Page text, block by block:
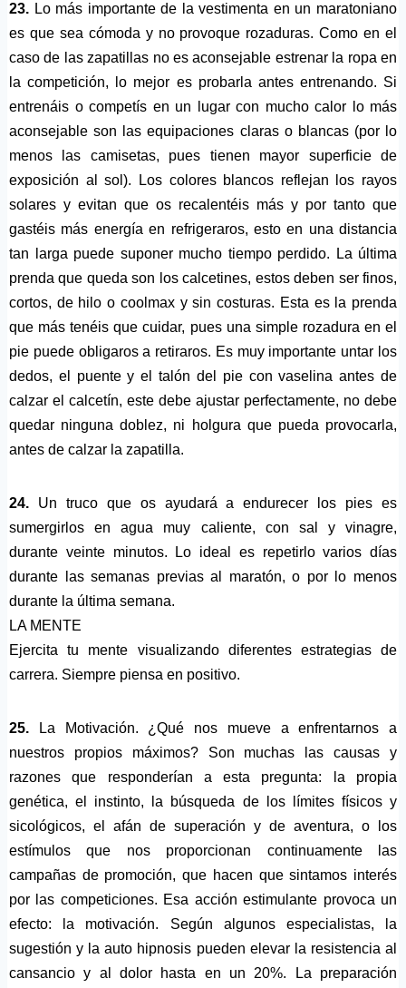
23. Lo más importante de la vestimenta en un maratoniano
es que sea cómoda y no provoque rozaduras. Como en el
caso de las zapatillas no es aconsejable estrenar la ropa en
la competición, lo mejor es probarla antes entrenando. Si
entrenáis o competís en un lugar con mucho calor lo más
aconsejable son las equipaciones claras o blancas (por lo
menos las camisetas, pues tienen mayor superficie de
exposición al sol). Los colores blancos reflejan los rayos
solares y evitan que os recalentéis más y por tanto que
gastéis más energía en refrigeraros, esto en una distancia
tan larga puede suponer mucho tiempo perdido. La última
prenda que queda son los calcetines, estos deben ser finos,
cortos, de hilo o coolmax y sin costuras. Esta es la prenda
que más tenéis que cuidar, pues una simple rozadura en el
pie puede obligaros a retiraros. Es muy importante untar los
dedos, el puente y el talón del pie con vaselina antes de
calzar el calcetín, este debe ajustar perfectamente, no debe
quedar ninguna doblez, ni holgura que pueda provocarla,
antes de calzar la zapatilla.
24. Un truco que os ayudará a endurecer los pies es
sumergirlos en agua muy caliente, con sal y vinagre,
durante veinte minutos. Lo ideal es repetirlo varios días
durante las semanas previas al maratón, o por lo menos
durante la última semana.
LA MENTE
Ejercita tu mente visualizando diferentes estrategias de
carrera. Siempre piensa en positivo.
25. La Motivación. ¿Qué nos mueve a enfrentarnos a
nuestros propios máximos? Son muchas las causas y
razones que responderían a esta pregunta: la propia
genética, el instinto, la búsqueda de los límites físicos y
sicológicos, el afán de superación y de aventura, o los
estímulos que nos proporcionan continuamente las
campañas de promoción, que hacen que sintamos interés
por las competiciones. Esa acción estimulante provoca un
efecto: la motivación. Según algunos especialistas, la
sugestión y la auto hipnosis pueden elevar la resistencia al
cansancio y al dolor hasta en un 20%. La preparación